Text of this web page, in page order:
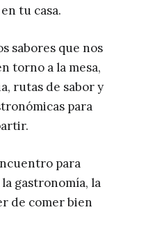
tu casa.
sabores que nos
torno a la mesa,
rutas de sabor y
para
para
gastronomía, la
de comer bien